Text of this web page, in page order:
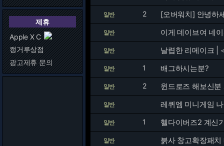
제휴
Apple X C
캥거루상점
광고제휴 문의
일반 2 [오버워치] 안녕하
일반 이게 데이브여 네
일반
일반 1 배그하시는분?
일반 2 윈드로즈 해보신분
일반 레퀴엠 미니게임
일반 1 헬다이버즈2 계신
일반 붉사 창고확장패치